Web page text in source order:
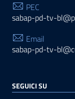
PEC
sabap-pd-tv-
Email
sabap-pd-tv-
SEGUICI SU